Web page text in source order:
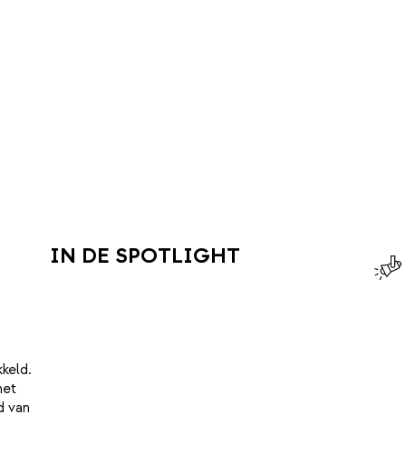
van
IN DE SPOTLIGHT